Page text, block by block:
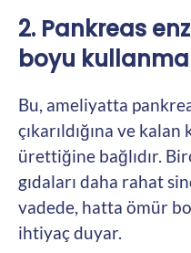
2. Pankreas
boyu
Bu, ameliyatta
çıkarıldığına ve
ürettiğine bağlıdır.
gıdaları daha rahat
vadede, hatta ömür
ihtiyaç duyar.